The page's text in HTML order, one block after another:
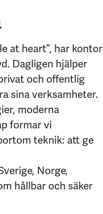
at heart”, har kontor
Dagligen hjälper
och offentlig
sina verksamheter.
moderna
formar vi
teknik: att ge
Norge,
hållbar och säker